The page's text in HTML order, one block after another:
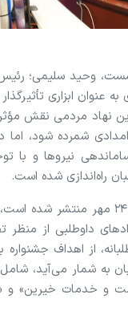
نشست، وحید سلیمی؛
عنوان ابزاری
نهاد مردمی نقش
شمرده شود، اما
نیروها و با
راه‌اندازی شده است.
وی درباره اهداف و موضوعات جشنواره «همیار
داوطلبی از منظر
از اهداف
به شمار می‌آید،
و خدمات خیرین» و